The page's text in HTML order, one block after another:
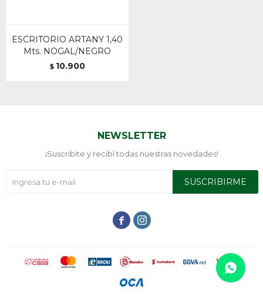
ESCRITORIO ARTANY 1,40
Mts. NOGAL/NEGRO
$ 10.900
NEWSLETTER
¡Suscribite y recibí todas nuestras novedades!
SUSCRIBIRME
 